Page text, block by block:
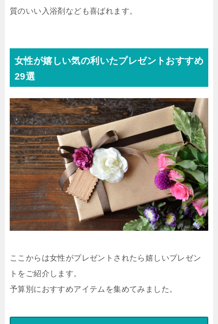
質のいい入浴剤なども喜ばれます。
女性が嬉しい気の利いたプレゼントおすすめ
29選
ここからは女性がプレゼントされたら嬉しいプレゼン
トをご紹介します。
予算別におすすめアイテムを集めてみました。